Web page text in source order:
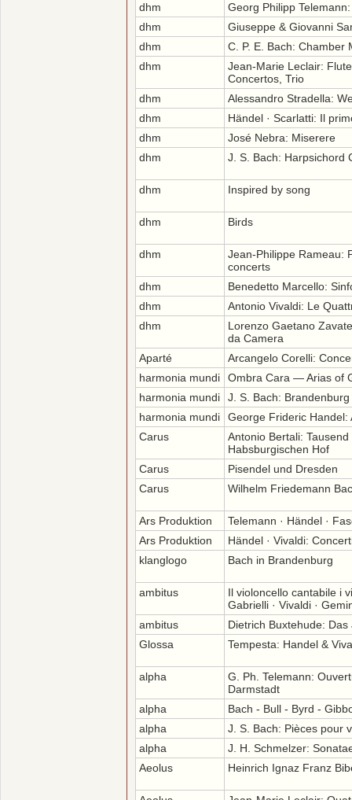
dhm
Georg Philipp
dhm
Giuseppe & Giovanni
dhm
C. P. E. Bach: Chamber
dhm
Jean-Marie Leclair:
Concertos, Trio
dhm
Alessandro Stradella:
dhm
Händel · Scarlatti: Il
dhm
José Nebra: Miserere
dhm
J. S. Bach: Harpsichord
dhm Inspired by song
dhm Birds
dhm
Jean-Philippe Rameau:
concerts
dhm
Benedetto Marcello:
dhm
Antonio Vivaldi: Le
dhm
Lorenzo Gaetano
da Camera
Aparté
Arcangelo Corelli:
harmonia mundi
Ombra Cara — Arias of
harmonia mundi
J. S. Bach:
harmonia mundi
George Frideric Handel:
Carus
Antonio Bertali:
Habsburgischen Hof
Carus
Pisendel und Dresden
Carus
Wilhelm Friedemann
Ars Produktion
Telemann · Händel ·
Ars Produktion
Händel · Vivaldi:
klanglogo
Bach in Brandenburg
ambitus
Il violoncello cantabile i
Gabrielli · Vivaldi ·
ambitus
Dietrich Buxtehude:
Glossa
Tempesta: Handel &
alpha
G. Ph. Telemann:
Darmstadt
alpha
Bach - Bull - Byrd -
alpha
J. S. Bach: Pièces pour
alpha
J. H. Schmelzer:
Aeolus
Heinrich Ignaz Franz